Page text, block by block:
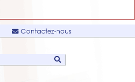
Contactez-nous